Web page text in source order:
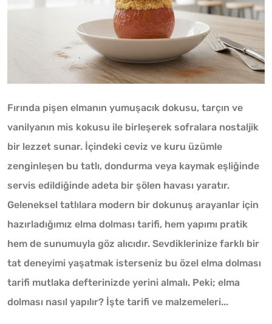
Fırında pişen elmanın yumuşacık dokusu, tarçın ve
vanilyanın mis kokusu ile birleşerek sofralara nostaljik
bir lezzet sunar. İçindeki ceviz ve kuru üzümle
zenginleşen bu tatlı, dondurma veya kaymak eşliğinde
servis edildiğinde adeta bir şölen havası yaratır.
Geleneksel tatlılara modern bir dokunuş arayanlar için
hazırladığımız elma dolması tarifi, hem yapımı pratik
hem de sunumuyla göz alıcıdır. Sevdiklerinize farklı bir
tat deneyimi yaşatmak isterseniz bu özel elma dolması
tarifi mutlaka defterinizde yerini almalı. Peki; elma
dolması nasıl yapılır? İşte tarifi ve malzemeleri...